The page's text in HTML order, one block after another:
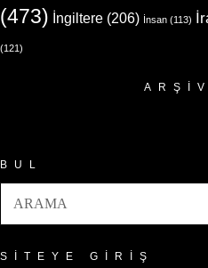
(473) İngiltere (206) İnsan (113)
(121)
BUL
SITEYE GIRIŞ